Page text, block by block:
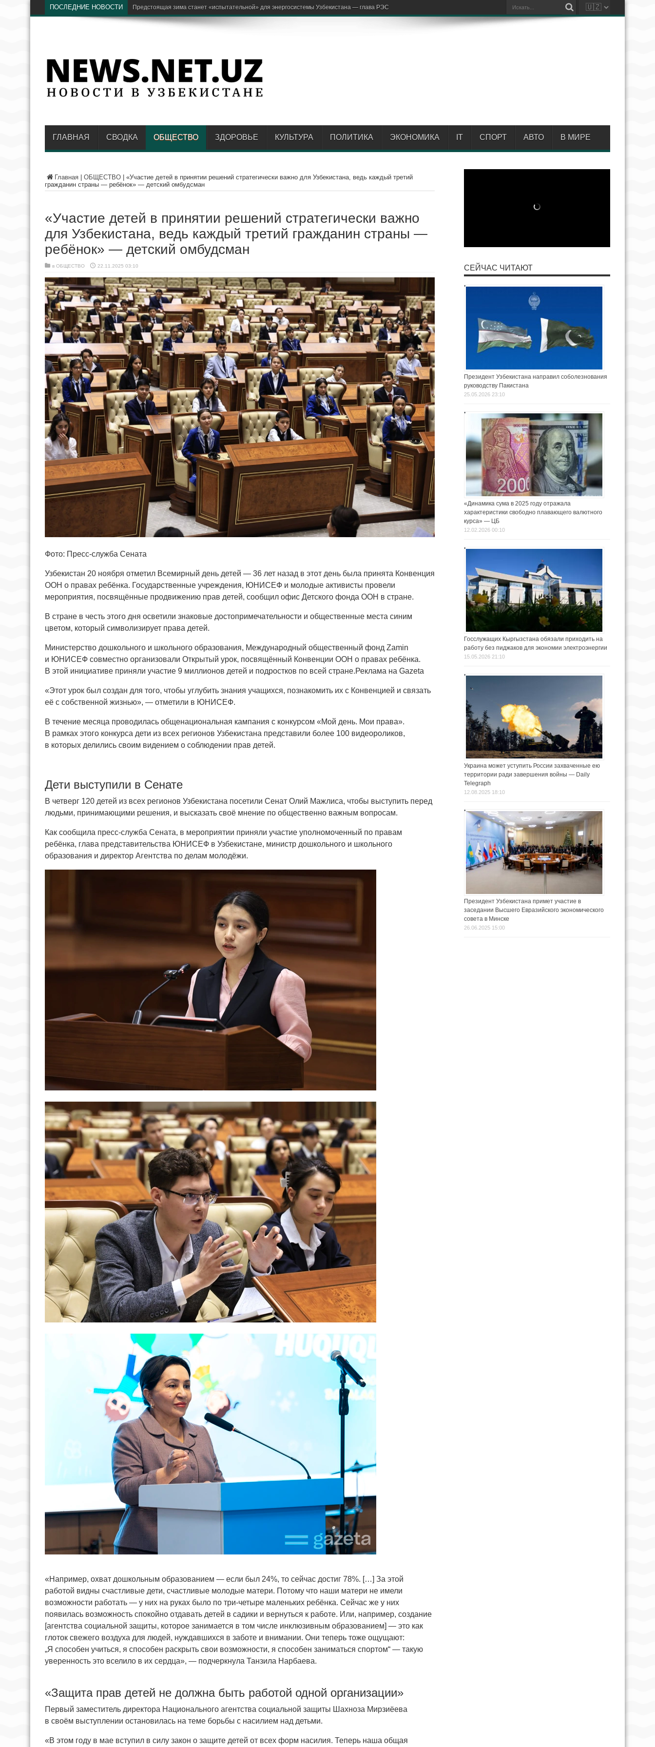
ПОСЛЕДНИЕ НОВОСТИ Бывший хоким Намангана Анварж
ГЛАВНАЯ СВОДКА ОБЩЕСТВО ЗДОРОВЬЕ КУЛЬТУРА ПОЛИТИКА ЭКОНОМИКА IT СПОРТ АВТО В МИРЕ
Главная ОБЩЕСТВО
«Участие детей в принятии решений стратегически важно для Узбекистана, ведь каждый третий
гражданин страны — ребёнок» — детский омбудсман
«Участие детей в принятии решений стратегически важно
для Узбекистана, ведь каждый третий гражданин страны —
ребёнок» — детский омбудсман
в ОБЩЕСТВО 22.11.2025 03:10
Фото: Пресс-служба Сената
Узбекистан 20 ноября отметил Всемирный день детей — 36 лет назад в этот день была принята Конвенция
ООН о правах ребёнка. Государственные учреждения, ЮНИСЕФ и молодые активисты провели
мероприятия, посвящённые продвижению прав детей, сообщил офис Детского фонда ООН в стране.
В стране в честь этого дня осветили знаковые достопримечательности и общественные места синим
цветом, который символизирует права детей.
Министерство дошкольного и школьного образования, Международный общественный фонд Zamin
и ЮНИСЕФ совместно организовали Открытый урок, посвящённый Конвенции ООН о правах ребёнка.
В этой инициативе приняли участие 9 миллионов детей и подростков по всей стране.Реклама на Gazeta
«Этот урок был создан для того, чтобы углубить знания учащихся, познакомить их с Конвенцией и связать
её с собственной жизнью», — отметили в ЮНИСЕФ.
В течение месяца проводилась общенациональная кампания с конкурсом «Мой день. Мои права».
В рамках этого конкурса дети из всех регионов Узбекистана представили более 100 видеороликов,
в которых делились своим видением о соблюдении прав детей.
Дети выступили в Сенате
В четверг 120 детей из всех регионов Узбекистана посетили Сенат Олий Мажлиса, чтобы выступить перед
людьми, принимающими решения, и высказать своё мнение по общественно важным вопросам.
Как сообщила пресс-служба Сената, в мероприятии приняли участие уполномоченный по правам
ребёнка, глава представительства ЮНИСЕФ в Узбекистане, министр дошкольного и школьного
образования и директор Агентства по делам молодёжи.
«Например, охват дошкольным образованием — если был 24%, то сейчас достиг 78%. […] За этой
работой видны счастливые дети, счастливые молодые матери. Потому что наши матери не имели
возможности работать — у них на руках было по три-четыре маленьких ребёнка. Сейчас же у них
появилась возможность спокойно отдавать детей в садики и вернуться к работе. Или, например, создание
[агентства социальной защиты, которое занимается в том числе инклюзивным образованием] — это как
глоток свежего воздуха для людей, нуждавшихся в заботе и внимании. Они теперь тоже ощущают:
„Я способен учиться, я способен раскрыть свои возможности, я способен заниматься спортом“ — такую
уверенность это вселило в их сердца», — подчеркнула Танзила Нарбаева.
«Защита прав детей не должна быть работой одной организации»
Первый заместитель директора Национального агентства социальной защиты Шахноза Мирзиёева
в своём выступлении остановилась на теме борьбы с насилием над детьми.
«В этом году в мае вступил в силу закон о защите детей от всех форм насилия. Теперь наша общая
СЕЙЧАС ЧИТАЮТ
Президент Узбекистана направил соболезнования
руководству Пакистана
25.05.2026 23:10
«Динамика сума в 2025 году отражала
характеристики свободно плавающего валютного
курса» — ЦБ
12.02.2026 00:10
Госслужащих Кыргызстана обязали приходить на
работу без пиджаков для экономии электроэнергии
15.05.2026 21:10
Украина может уступить России захваченные ею
территории ради завершения войны — Daily
Telegraph
12.08.2025 18:10
Президент Узбекистана примет участие в
заседании Высшего Евразийского экономического
совета в Минске
26.06.2025 15:00